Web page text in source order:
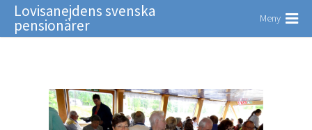
Lovisanejdens svenska
pensionärer Meny